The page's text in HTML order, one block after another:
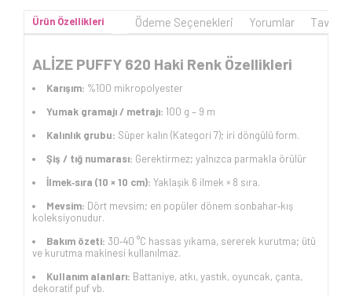
Ürün Özellikleri Ödeme Seçenekleri Yorumlar
ALİZE PUFFY 620 Haki Renk Özellikleri
Karışım: %100 mikropolyester
Yumak gramajı / metrajı: 100 g – 9 m
Kalınlık grubu: Süper kalın (Kategori 7); iri döngülü form.
Şiş / tığ numarası: Gerektirmez; yalnızca parmakla örülür
İlmek‑sıra (10 × 10 cm): Yaklaşık 6 ilmek × 8 sıra.
Mevsim: Dört mevsim; en popüler dönem sonbahar‑kış
koleksiyonudur.
Bakım özeti: 30‑40 °C hassas yıkama, sererek kurutma; ütü
ve kurutma makinesi kullanılmaz.
Kullanım alanları: Battaniye, atkı, yastık, oyuncak, çanta,
dekoratif puf vb.